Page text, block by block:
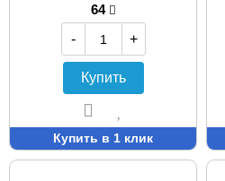
64
-
+
Купить
Купить в 1 клик